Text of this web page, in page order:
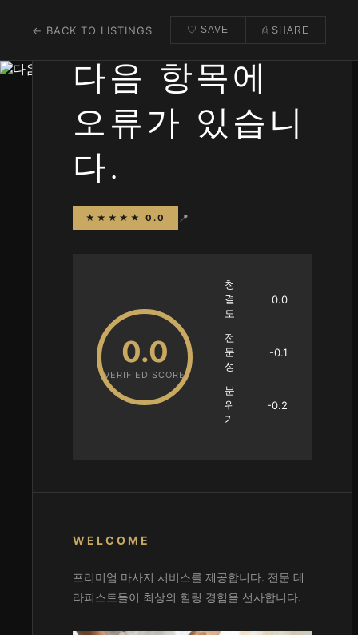
← BACK TO LISTINGS ♡ SAVE ⎙ SHARE
다음 항목에
오류가 있습니
다.
★★★★★ 0.0 📍
0.0
VERIFIED SCORE
청
결
도
0.0
전
문
성
-0.1
분
위
기
-0.2
WELCOME
프리미엄 마사지 서비스를 제공합니다. 전문 테
라피스트들이 최상의 힐링 경험을 선사합니다.